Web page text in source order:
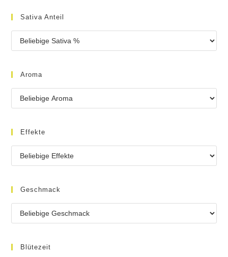
Sativa Anteil
Aroma
Effekte
Geschmack
Blütezeit